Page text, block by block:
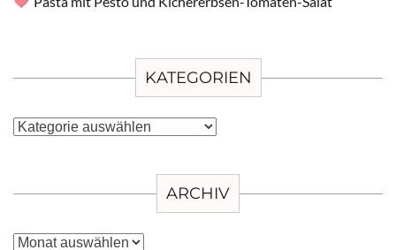
KATEGORIEN
Kategorien
ARCHIV
Archiv